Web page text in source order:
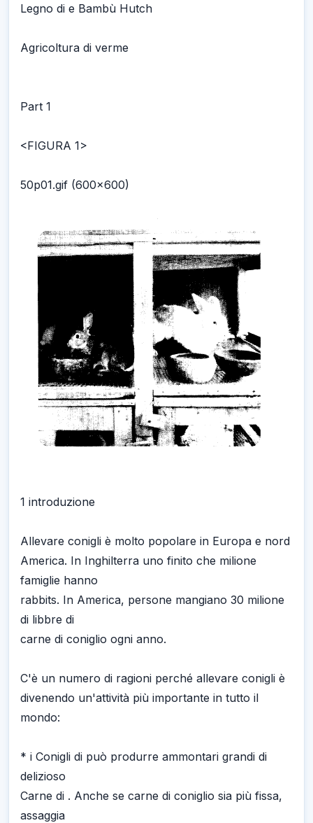
Legno di e Bambù Hutch
Agricoltura di verme
Part 1
<FIGURA 1>
50p01.gif (600x600)
1 introduzione
Allevare conigli è molto popolare in Europa e nord
America. In Inghilterra uno finito che milione
famiglie hanno
rabbits. In America, persone mangiano 30 milione
di libbre di
carne di coniglio ogni anno.
C'è un numero di ragioni perché allevare conigli è
divenendo un'attività più importante in tutto il
mondo:
* i Conigli di può produrre ammontari grandi di
delizioso
Carne di . Anche se carne di coniglio sia più fissa,
assaggia